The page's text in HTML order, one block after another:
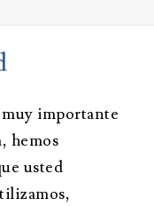
importante
hemos
usted